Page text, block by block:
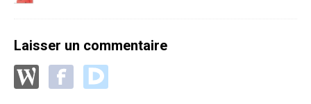
Laisser un commentaire